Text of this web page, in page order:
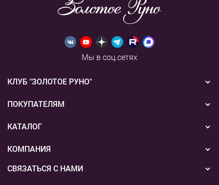
Мы в соц.сетях
КЛУБ "ЗОЛОТОЕ РУНО"
Новости
Акции
ПОКУПАТЕЛЯМ
Бонусная система
Подарочные сертификаты
Способы оплаты
КАТАЛОГ
Вышивка
Пряжа
КОМПАНИЯ
О нас
СВЯЗАТЬСЯ С НАМИ